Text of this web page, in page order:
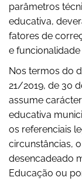
parâmetros
educativa,
fatores de
e
Nos termos do
21/2019, de 30
assume
educativa
os referenciais
circunstâncias,
desencadeado
Educação ou